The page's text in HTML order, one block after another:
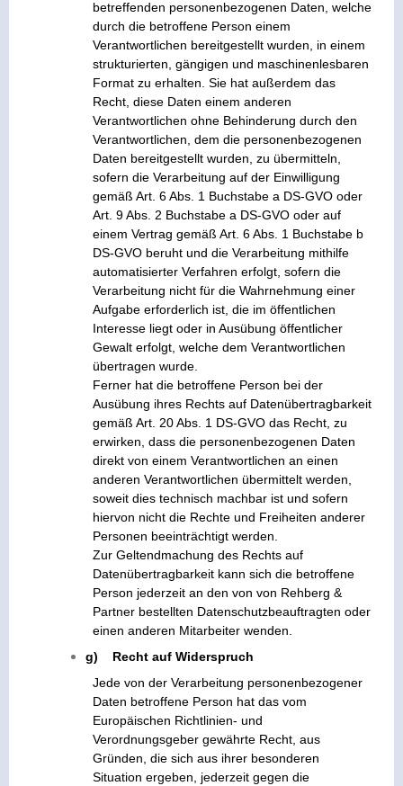
betreffenden personenbezogenen Daten, welche
durch die betroffene Person einem
Verantwortlichen bereitgestellt wurden, in einem
strukturierten, gängigen und maschinenlesbaren
Format zu erhalten. Sie hat außerdem das
Recht, diese Daten einem anderen
Verantwortlichen ohne Behinderung durch den
Verantwortlichen, dem die personenbezogenen
Daten bereitgestellt wurden, zu übermitteln,
sofern die Verarbeitung auf der Einwilligung
gemäß Art. 6 Abs. 1 Buchstabe a DS-GVO oder
Art. 9 Abs. 2 Buchstabe a DS-GVO oder auf
einem Vertrag gemäß Art. 6 Abs. 1 Buchstabe b
DS-GVO beruht und die Verarbeitung mithilfe
automatisierter Verfahren erfolgt, sofern die
Verarbeitung nicht für die Wahrnehmung einer
Aufgabe erforderlich ist, die im öffentlichen
Interesse liegt oder in Ausübung öffentlicher
Gewalt erfolgt, welche dem Verantwortlichen
übertragen wurde.
Ferner hat die betroffene Person bei der
Ausübung ihres Rechts auf Datenübertragbarkeit
gemäß Art. 20 Abs. 1 DS-GVO das Recht, zu
erwirken, dass die personenbezogenen Daten
direkt von einem Verantwortlichen an einen
anderen Verantwortlichen übermittelt werden,
soweit dies technisch machbar ist und sofern
hiervon nicht die Rechte und Freiheiten anderer
Personen beeinträchtigt werden.
Zur Geltendmachung des Rechts auf
Datenübertragbarkeit kann sich die betroffene
Person jederzeit an den von von Rehberg &
Partner bestellten Datenschutzbeauftragten oder
einen anderen Mitarbeiter wenden.
g) Recht auf Widerspruch
Jede von der Verarbeitung personenbezogener
Daten betroffene Person hat das vom
Europäischen Richtlinien- und
Verordnungsgeber gewährte Recht, aus
Gründen, die sich aus ihrer besonderen
Situation ergeben, jederzeit gegen die